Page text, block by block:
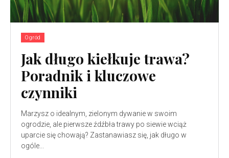
Ogród
Jak długo kiełkuje trawa?
Poradnik i kluczowe
czynniki
Marzysz o idealnym, zielonym dywanie w swoim
ogrodzie, ale pierwsze źdźbła trawy po siewie wciąż
uparcie się chowają? Zastanawiasz się, jak długo w
ogóle...